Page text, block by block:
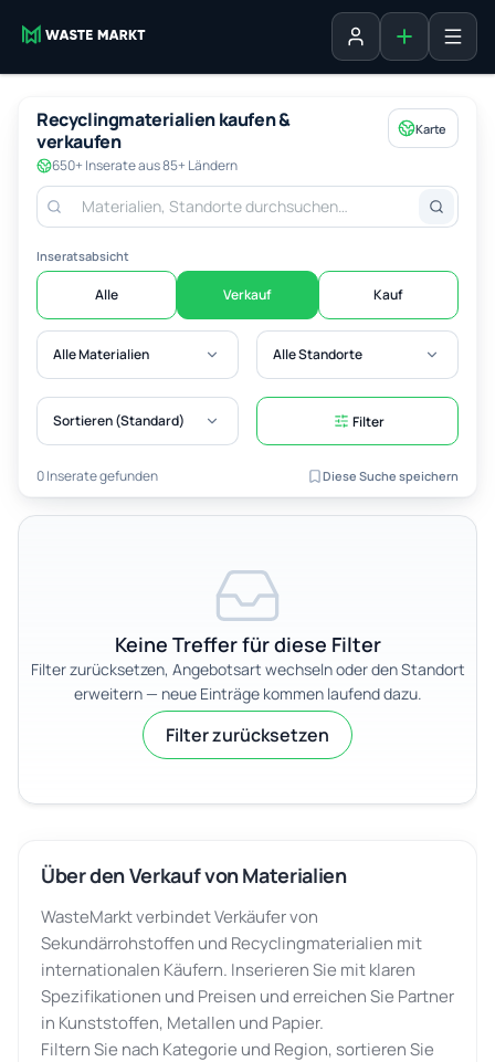
AnmeldenInserat
Recyclingmaterialien kaufen &
verkaufen
650+ Inserate aus 85+ Ländern
Karte
Inseratsabsicht
Alle Verkauf Kauf
Alle Materialien Alle Standorte
Sortieren (Standard) Filter
0 Inserate gefunden Diese Suche speichern
Keine Treffer für diese Filter
Filter zurücksetzen, Angebotsart wechseln oder den Standort
erweitern — neue Einträge kommen laufend dazu.
Filter zurücksetzen
Über den Verkauf von Materialien
WasteMarkt verbindet Verkäufer von
Sekundärrohstoffen und Recyclingmaterialien mit
internationalen Käufern. Inserieren Sie mit klaren
Spezifikationen und Preisen und erreichen Sie Partner
in Kunststoffen, Metallen und Papier.
Filtern Sie nach Kategorie und Region, sortieren Sie